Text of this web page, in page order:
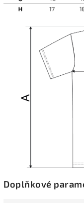
Doplňkové